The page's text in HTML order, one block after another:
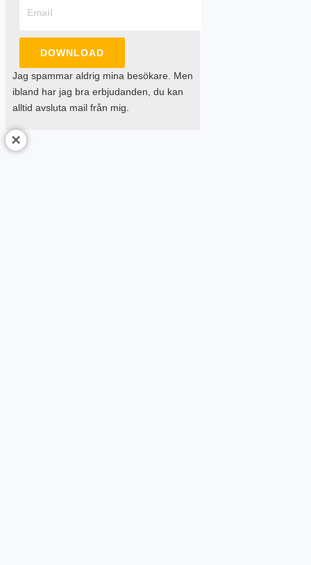
DOWNLOAD
Jag spammar aldrig mina besökare. Men
ibland har jag bra erbjudanden, du kan
alltid avsluta mail från mig.
×